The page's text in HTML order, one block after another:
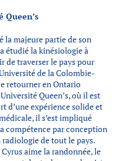
Queen’s
la majeure partie de son
étudié la kinésiologie à
de traverser le pays pour
de la Colombie-
retourner en Ontario
Queen’s, où il est
d’une expérience solide et
il s’est impliqué
compétence par conception
radiologie de tout le pays.
aime la randonnée, le